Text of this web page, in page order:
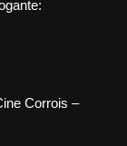
Corrois –